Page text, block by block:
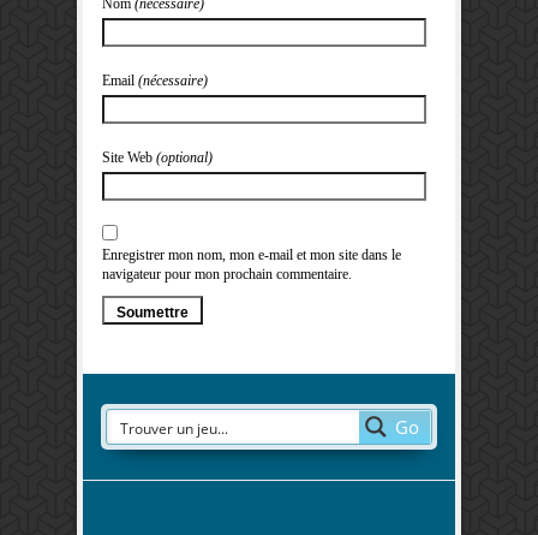
Nom (nécessaire)
Email (nécessaire)
Site Web (optional)
Enregistrer mon nom, mon e-mail et mon site dans le
navigateur pour mon prochain commentaire.
Go